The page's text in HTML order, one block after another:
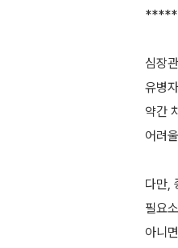
심장
유병
약간
어려
다만,
필요
아니